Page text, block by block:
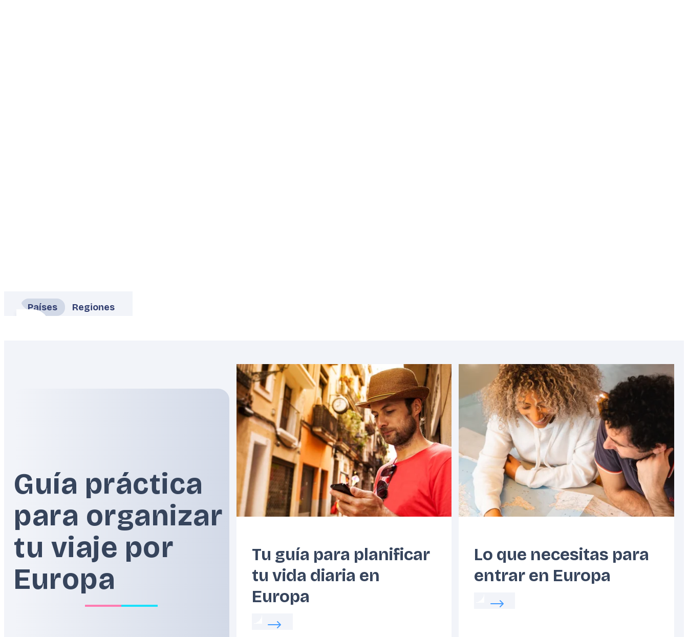
Países Regiones
Benelux Cárpatos
Costa
Atlántica
Estados
Bálticos
Guía práctica
para organizar
tu viaje por
Europa
Featured
image
Tu guía para planificar
tu vida diaria en
Europa
Read more about:
Featured
image
Lo que necesitas para
entrar en Europa
Read more about: